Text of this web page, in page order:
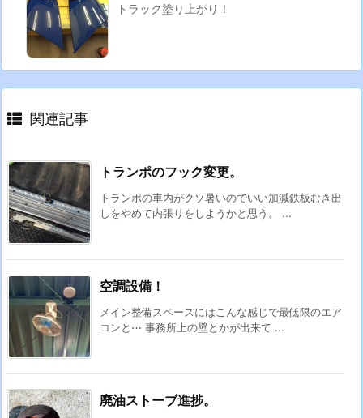
トラック塗り上がり！
関連記事
トランポのフック変更。
トランポの車内がクソ暑いのでいい加減鉄板むき出
しをやめて内張りをしようかと思う。 ...
空調設備！
メイン整備スペースにはこんな感じで最低限のエア
コンと⋯ 事務所上の壁とかが出来て ...
廃油ストーブ進捗。